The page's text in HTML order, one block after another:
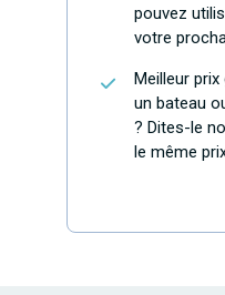
pouvez
votre
Meilleur
un bateau
? Dites-le
le même